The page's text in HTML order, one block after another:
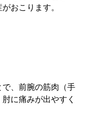
おこります。
、前腕の筋肉（手
に痛みが出やすく